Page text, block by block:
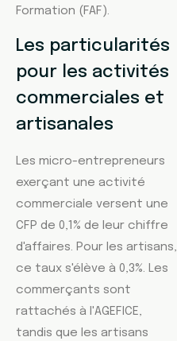
Formation (FAF).
Les particularités
pour les activités
commerciales et
artisanales
Les micro-entrepreneurs
exerçant une activité
commerciale versent une
CFP de 0,1% de leur chiffre
d'affaires. Pour les artisans,
ce taux s'élève à 0,3%. Les
commerçants sont
rattachés à l'AGEFICE,
tandis que les artisans